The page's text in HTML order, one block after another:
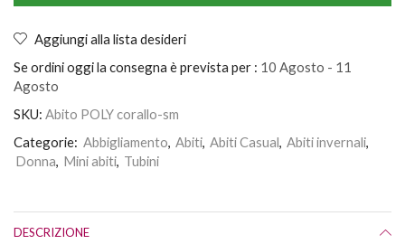
Aggiungi alla lista desideri
Se ordini oggi la consegna è prevista per : 10 Agosto - 11
Agosto
SKU: Abito POLY corallo-sm
Categorie: Abbigliamento, Abiti, Abiti Casual, Abiti invernali,
Donna, Mini abiti, Tubini
DESCRIZIONE